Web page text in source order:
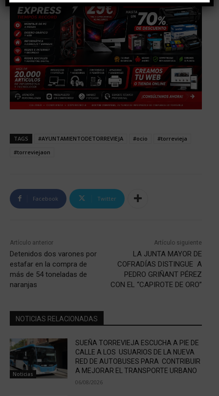
TAGS #AYUNTAMIENTODETORREVIEJA #ocio
#torrevieja
#torreviejaon
Facebook Twitter
Artículo anterior
Detenidos dos varones por
estafar en la compra de
más de 54 toneladas de
naranjas
Artículo siguiente
LA JUNTA MAYOR DE
COFRADÍAS DISTINGUE A
PEDRO GRIÑANT PÉREZ
CON EL “CAPIROTE DE ORO”
NOTICIAS RELACIONADAS
Noticias
SUEÑA TORREVIEJA ESCUCHA A PIE DE
CALLE A LOS USUARIOS DE LA NUEVA
RED DE AUTOBUSES PARA CONTRIBUIR
A MEJORAR EL TRANSPORTE URBANO
06/08/2026